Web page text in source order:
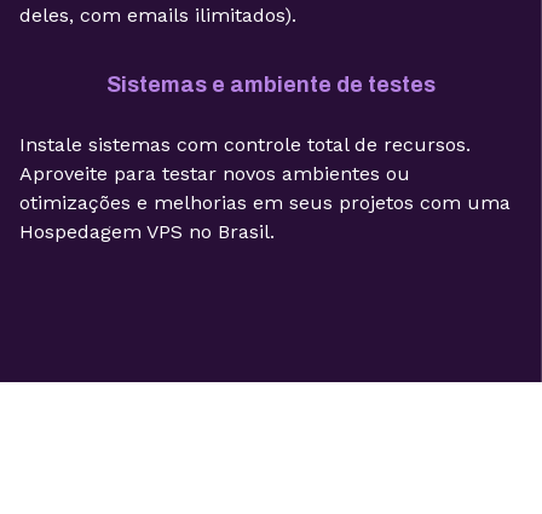
deles, com emails ilimitados).
Sistemas e ambiente de testes
Instale sistemas com controle total de recursos.
Aproveite para testar novos ambientes ou
otimizações e melhorias em seus projetos com uma
Hospedagem VPS no Brasil.